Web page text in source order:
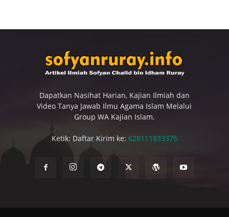
Dapatkan Nasihat Harian, Kajian Ilmiah dan
Video Tanya Jawab Ilmu Agama Islam Melalui
Group WA Kajian Islam.
Ketik: Daftar Kirim ke: 628111833375